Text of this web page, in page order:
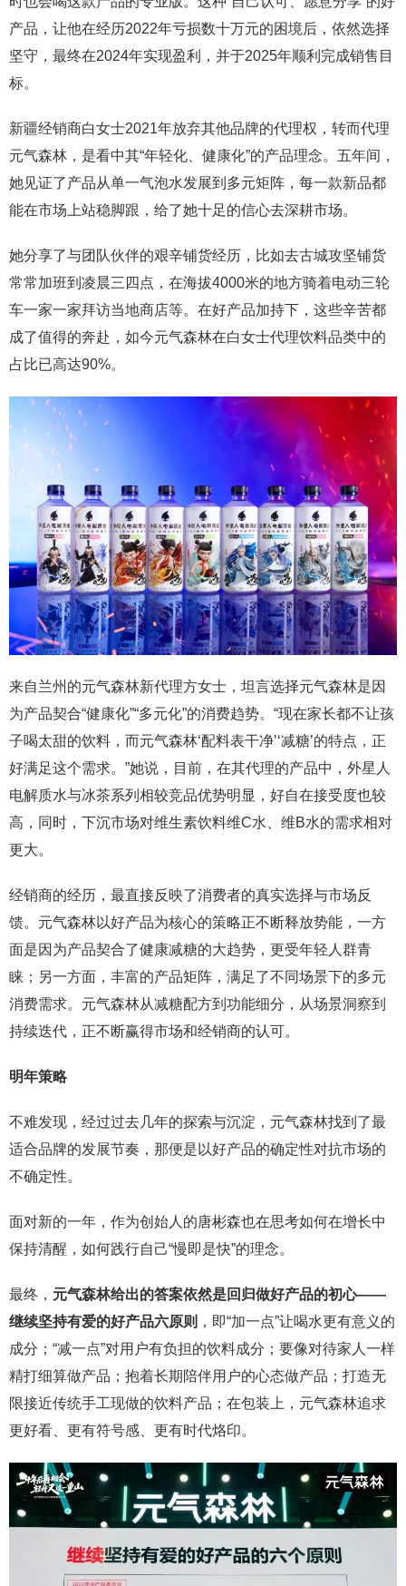
产品，让他在经历2022年亏损数十万元的困境后，依然选择
坚守，最终在2024年实现盈利，并于2025年顺利完成销售目
标。
新疆经销商白女士2021年放弃其他品牌的代理权，转而代理
元气森林，是看中其“年轻化、健康化”的产品理念。五年间，
她见证了产品从单一气泡水发展到多元矩阵，每一款新品都
能在市场上站稳脚跟，给了她十足的信心去深耕市场。
她分享了与团队伙伴的艰辛铺货经历，比如去古城攻坚铺货
常常加班到凌晨三四点，在海拔4000米的地方骑着电动三轮
车一家一家拜访当地商店等。在好产品加持下，这些辛苦都
成了值得的奔赴，如今元气森林在白女士代理饮料品类中的
占比已高达90%。
来自兰州的元气森林新代理方女士，坦言选择元气森林是因
为产品契合“健康化”“多元化”的消费趋势。“现在家长都不让孩
子喝太甜的饮料，而元气森林‘配料表干净’‘减糖’的特点，正
好满足这个需求。”她说，目前，在其代理的产品中，外星人
电解质水与冰茶系列相较竞品优势明显，好自在接受度也较
高，同时，下沉市场对维生素饮料维C水、维B水的需求相对
更大。
经销商的经历，最直接反映了消费者的真实选择与市场反
馈。元气森林以好产品为核心的策略正不断释放势能，一方
面是因为产品契合了健康减糖的大趋势，更受年轻人群青
睐；另一方面，丰富的产品矩阵，满足了不同场景下的多元
消费需求。元气森林从减糖配方到功能细分，从场景洞察到
持续迭代，正不断赢得市场和经销商的认可。
明年策略
不难发现，经过过去几年的探索与沉淀，元气森林找到了最
适合品牌的发展节奏，那便是以好产品的确定性对抗市场的
不确定性。
面对新的一年，作为创始人的唐彬森也在思考如何在增长中
保持清醒，如何践行自己“慢即是快”的理念。
最终， 元气森林给出的答案依然是回归做好产品的初心——
继续坚持有爱的好产品六原则 ，即“加一点”让喝水更有意义的
成分；“减一点”对用户有负担的饮料成分；要像对待家人一样
精打细算做产品；抱着长期陪伴用户的心态做产品；打造无
限接近传统手工现做的饮料产品；在包装上，元气森林追求
更好看、更有符号感、更有时代烙印。